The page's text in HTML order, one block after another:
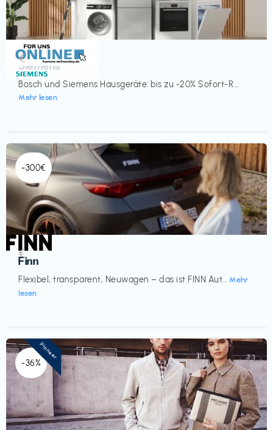
Küche & Haushalt
Siemens
Bosch und Siemens Hausgeräte: bis zu -20% Sofort-R...
Mehr lesen
€‎
-300€
Automobil
Finn
Flexibel, transparent, Neuwagen – das ist FINN Aut... Mehr
lesen
€‎
-36%
Pioneer